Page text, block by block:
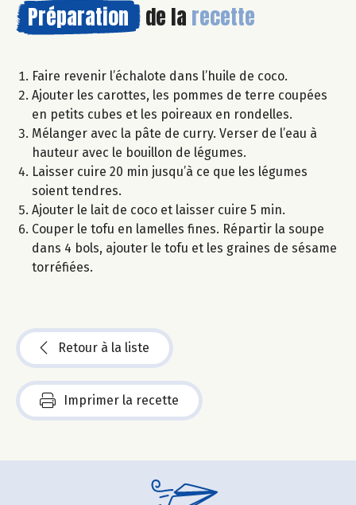
Préparation de la recette
Faire revenir l’échalote dans l’huile de coco.
Ajouter les carottes, les pommes de terre coupées
en petits cubes et les poireaux en rondelles.
Mélanger avec la pâte de curry. Verser de l’eau à
hauteur avec le bouillon de légumes.
Laisser cuire 20 min jusqu’à ce que les légumes
soient tendres.
Ajouter le lait de coco et laisser cuire 5 min.
Couper le tofu en lamelles fines. Répartir la soupe
dans 4 bols, ajouter le tofu et les graines de sésame
torréfiées.
Retour à la liste
Imprimer la recette